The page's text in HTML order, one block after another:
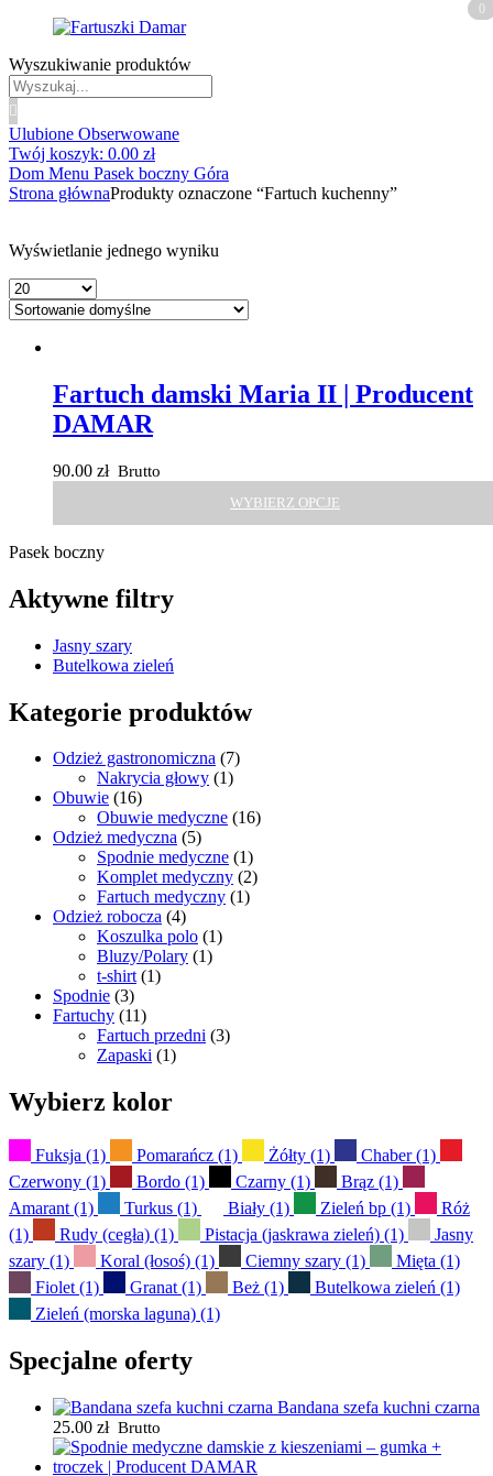
Wyszukiwanie produktów
0
Ulubione Obserwowane
0
Twój koszyk: 0.00 zł
Dom Menu Pasek boczny Góra
Strona głównaProdukty oznaczone “Fartuch kuchenny”
Wyświetlanie jednego wyniku
Fartuch damski Maria II | Producent
DAMAR
90.00 zł Brutto
WYBIERZ OPCJE
Pasek boczny
Aktywne filtry
Jasny szary
Butelkowa zieleń
Kategorie produktów
Odzież gastronomiczna (7)
Nakrycia głowy (1)
Obuwie (16)
Obuwie medyczne (16)
Odzież medyczna (5)
Spodnie medyczne (1)
Komplet medyczny (2)
Fartuch medyczny (1)
Odzież robocza (4)
Koszulka polo (1)
Bluzy/Polary (1)
t-shirt (1)
Spodnie (3)
Fartuchy (11)
Fartuch przedni (3)
Zapaski (1)
Wybierz kolor
Fuksja (1) Pomarańcz (1) Żółty (1) Chaber (1)
Czerwony (1) Bordo (1) Czarny (1) Brąz (1)
Amarant (1) Turkus (1) Biały (1) Zieleń bp (1)
Róż
(1)
Rudy (cegła) (1) Pistacja (jaskrawa zieleń) (1)
Jasny
szary (1) Koral (łosoś) (1) Ciemny szary (1) Mięta (1)
Fiolet (1) Granat (1) Beż (1) Butelkowa zieleń (1)
Zieleń (morska laguna) (1)
Specjalne oferty
Bandana szefa kuchni czarna
25.00 zł Brutto